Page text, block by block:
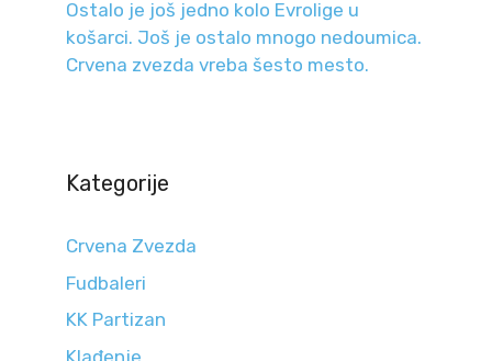
Ostalo je još jedno kolo Evrolige u
košarci. Još je ostalo mnogo nedoumica.
Crvena zvezda vreba šesto mesto.
Kategorije
Crvena Zvezda
Fudbaleri
KK Partizan
Klađenje